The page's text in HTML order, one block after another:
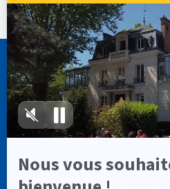
CASSIOPÉE FORMATION
info@cassiopee-formation.com